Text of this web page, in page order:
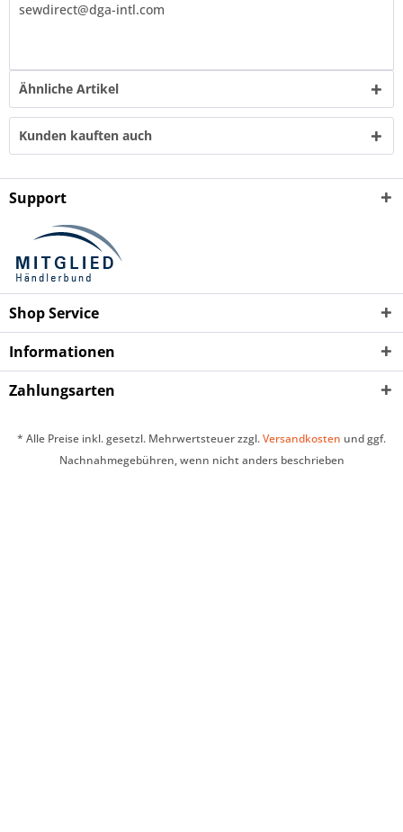
sewdirect@dga-intl.com
Ähnliche Artikel
Kunden kauften auch
Support
Shop Service
Informationen
Zahlungsarten
* Alle Preise inkl. gesetzl. Mehrwertsteuer zzgl.Versandkosten und ggf.
Nachnahmegebühren, wenn nicht anders beschrieben